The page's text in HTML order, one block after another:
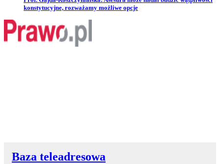
konstytucyjne, rozważamy możliwe opcje
Baza teleadresowa